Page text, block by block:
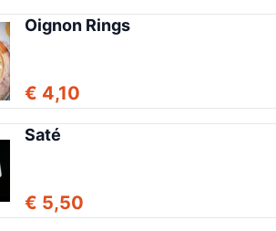
Oignon Rings
€ 4,10
Saté
€ 5,50